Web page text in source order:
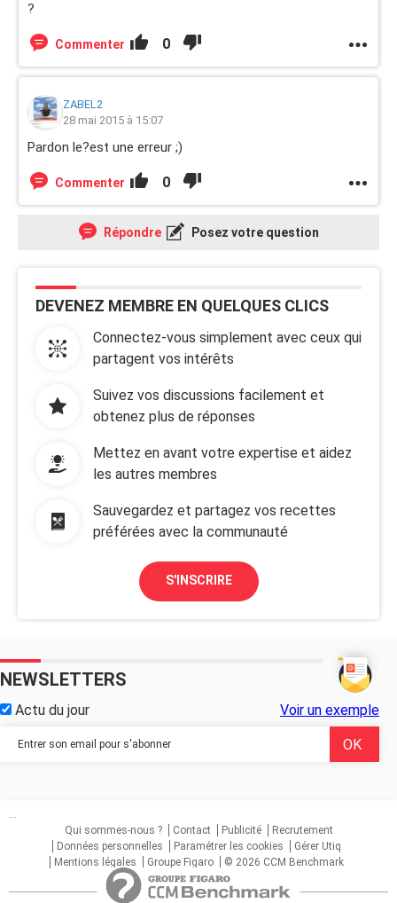
?
Commenter 0
ZABEL2
28 mai 2015 à 15:07
Pardon le?est une erreur ;)
Commenter 0
Répondre Posez votre question
DEVENEZ MEMBRE EN QUELQUES CLICS
Connectez-vous simplement avec ceux qui
partagent vos intérêts
Suivez vos discussions facilement et
obtenez plus de réponses
Mettez en avant votre expertise et aidez
les autres membres
Sauvegardez et partagez vos recettes
préférées avec la communauté
S'INSCRIRE
NEWSLETTERS
Actu du jour Voir un exemple
...
Qui sommes-nous ?
Contact Publicité
Recrutement
Données personnelles
Paramétrer les cookies
Gérer Utiq
Mentions légales
Groupe Figaro © 2026 CCM Benchmark